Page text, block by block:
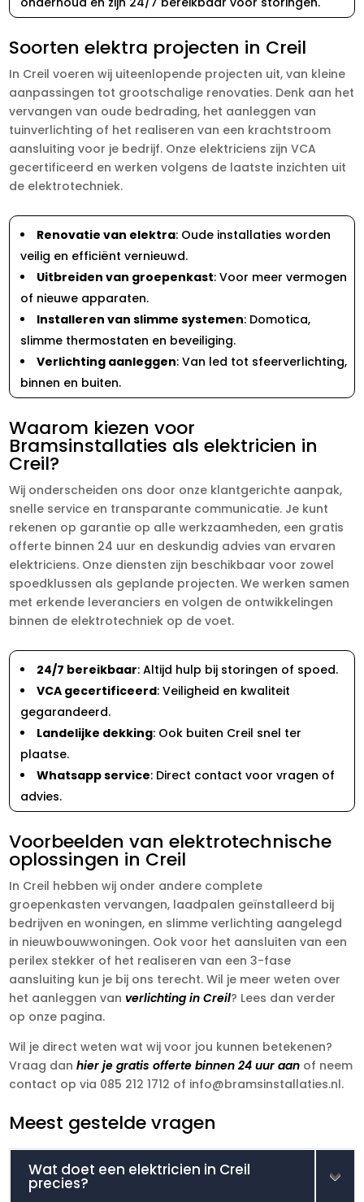
Soorten elektra projecten in Creil
In Creil voeren wij uiteenlopende projecten uit, van kleine
aanpassingen tot grootschalige renovaties. Denk aan het
vervangen van oude bedrading, het aanleggen van
tuinverlichting of het realiseren van een krachtstroom
aansluiting voor je bedrijf. Onze elektriciens zijn VCA
gecertificeerd en werken volgens de laatste inzichten uit
de elektrotechniek.
Renovatie van elektra: Oude installaties worden
veilig en efficiënt vernieuwd.
Uitbreiden van groepenkast: Voor meer vermogen
of nieuwe apparaten.
Installeren van slimme systemen: Domotica,
slimme thermostaten en beveiliging.
Verlichting aanleggen: Van led tot sfeerverlichting,
binnen en buiten.
Waarom kiezen voor
Bramsinstallaties als elektricien in
Creil?
Wij onderscheiden ons door onze klantgerichte aanpak,
snelle service en transparante communicatie. Je kunt
rekenen op garantie op alle werkzaamheden, een gratis
offerte binnen 24 uur en deskundig advies van ervaren
elektriciens. Onze diensten zijn beschikbaar voor zowel
spoedklussen als geplande projecten. We werken samen
met erkende leveranciers en volgen de ontwikkelingen
binnen de elektrotechniek op de voet.
24/7 bereikbaar: Altijd hulp bij storingen of spoed.
VCA gecertificeerd: Veiligheid en kwaliteit
gegarandeerd.
Landelijke dekking: Ook buiten Creil snel ter
plaatse.
Whatsapp service: Direct contact voor vragen of
advies.
Voorbeelden van elektrotechnische
oplossingen in Creil
In Creil hebben wij onder andere complete
groepenkasten vervangen, laadpalen geïnstalleerd bij
bedrijven en woningen, en slimme verlichting aangelegd
in nieuwbouwwoningen. Ook voor het aansluiten van een
perilex stekker of het realiseren van een 3-fase
aansluiting kun je bij ons terecht. Wil je meer weten over
het aanleggen vanverlichting in Creil? Lees dan verder
op onze pagina.
Wil je direct weten wat wij voor jou kunnen betekenen?
Vraag danhier je gratis offerte binnen 24 uur aan of neem
contact op via 085 212 1712 of info@bramsinstallaties.nl.
Meest gestelde vragen
Wat doet een elektricien in Creil
precies?